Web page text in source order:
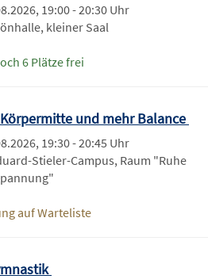
19:00 - 20:30 Uhr
kleiner Saal
6 Plätze frei
und mehr Balance
19:30 - 20:45 Uhr
Stieler-Campus, Raum "Ruhe
auf Warteliste